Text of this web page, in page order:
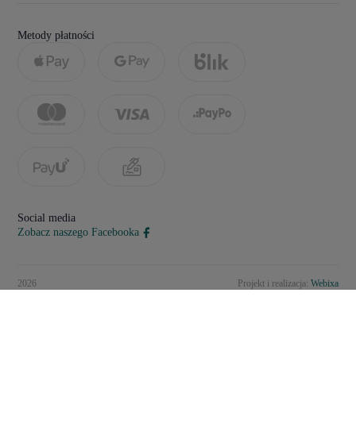
Metody płatności
Social media
Zobacz naszego Facebooka
2026 Projekt i realizacja: Webixa